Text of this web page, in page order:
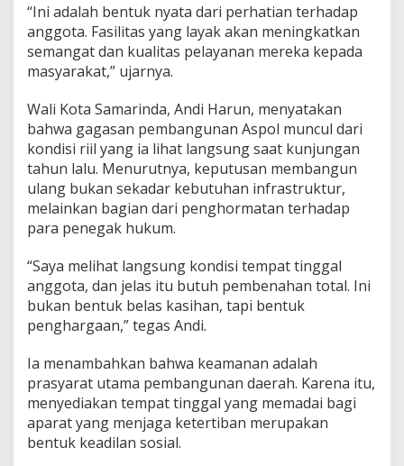
“Ini adalah bentuk nyata dari perhatian terhadap
anggota. Fasilitas yang layak akan meningkatkan
semangat dan kualitas pelayanan mereka kepada
masyarakat,” ujarnya.
Wali Kota Samarinda, Andi Harun, menyatakan
bahwa gagasan pembangunan Aspol muncul dari
kondisi riil yang ia lihat langsung saat kunjungan
tahun lalu. Menurutnya, keputusan membangun
ulang bukan sekadar kebutuhan infrastruktur,
melainkan bagian dari penghormatan terhadap
para penegak hukum.
“Saya melihat langsung kondisi tempat tinggal
anggota, dan jelas itu butuh pembenahan total. Ini
bukan bentuk belas kasihan, tapi bentuk
penghargaan,” tegas Andi.
Ia menambahkan bahwa keamanan adalah
prasyarat utama pembangunan daerah. Karena itu,
menyediakan tempat tinggal yang memadai bagi
aparat yang menjaga ketertiban merupakan
bentuk keadilan sosial.